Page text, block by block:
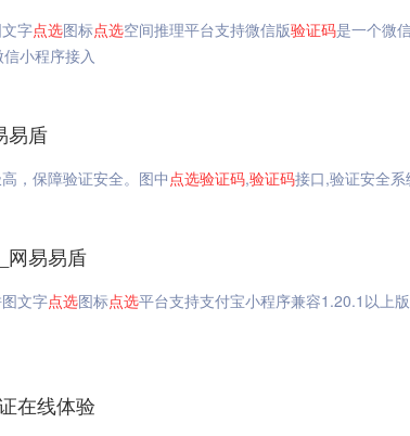
字点选图标点选空间推理平台支持微信版验证码是一个微
小程序接入
易盾
，保障验证安全。图中点选验证码,验证码接口,验证安全系
网易易盾
文字点选图标点选平台支持支付宝小程序兼容1.20.1以上
在线体验